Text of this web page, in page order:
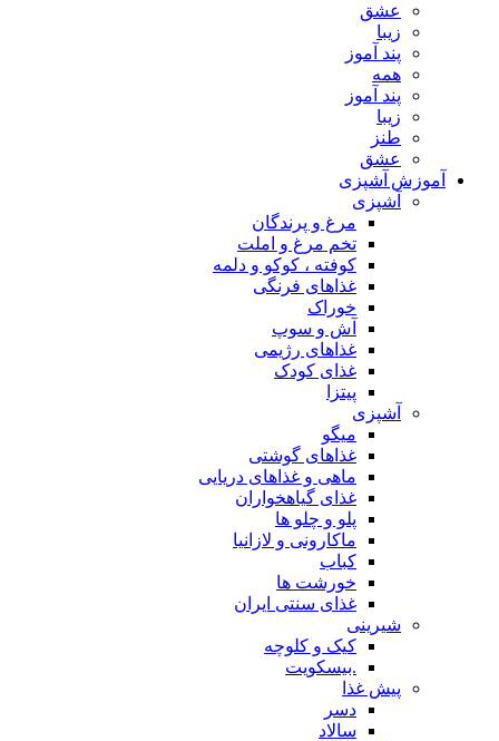
عشق
زیبا
پند آموز
همه
پند آموز
زیبا
طنز
عشق
آموزش آشپزی
آشپزی
مرغ و پرندگان
تخم مرغ و املت
کوفته ، کوکو و دلمه
غذاهای فرنگی
خوراک
آش و سوپ
غذاهای رژیمی
غذای کودک
پیتزا
آشپزی
میگو
غذاهای گوشتی
ماهی و غذاهای دریایی
غذای گیاهخواران
پلو و چلو ها
ماکارونی و لازانیا
کباب
خورشت ها
غذای سنتی ایران
شیرینی
کیک و کلوچه
.بیسکویت
پیش غذا
دسر
سالاد